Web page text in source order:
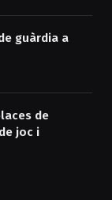
guàrdia a
de
joc i